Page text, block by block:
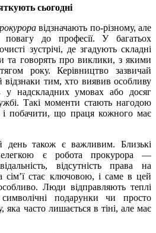
сьогодні
відзначають по-різному, але
до професії. У багатьох
зустрічі, де згадують складні
та говорять про виклики, з якими
року. Керівництво зазвичай
тим, хто виявив особливу
у надскладних умовах або досяг
Такі моменти стають нагодою
і побачити, що праця кожного має
день також є важливим. Близькі
є робота прокурора —
відсутність права на
сім’ї стає ключовою, і саме в цей
Люди відправляють теплі
подарунки чи просто
яка часто лишається в тіні, але має